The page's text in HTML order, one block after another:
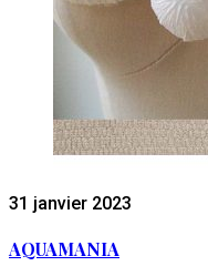
31 janvier 2023
AQUAMANIA